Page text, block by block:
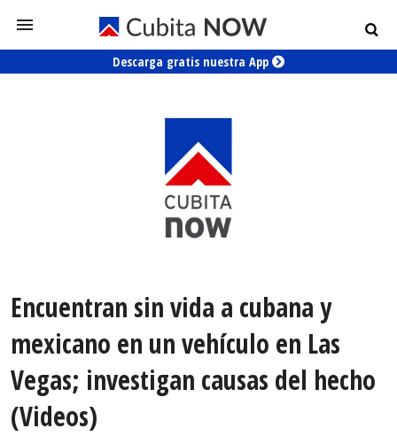
Descarga gratis nuestra App
Encuentran sin vida a cubana y
mexicano en un vehículo en Las
Vegas; investigan causas del hecho
(Videos)